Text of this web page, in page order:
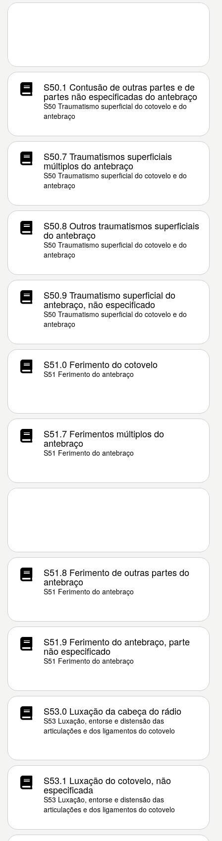
S50.1 Contusão de outras partes e de
partes não especificadas do antebraço
S50 Traumatismo superficial do cotovelo e do
antebraço
S50.7 Traumatismos superficiais
múltiplos do antebraço
S50 Traumatismo superficial do cotovelo e do
antebraço
S50.8 Outros traumatismos superficiais
do antebraço
S50 Traumatismo superficial do cotovelo e do
antebraço
S50.9 Traumatismo superficial do
antebraço, não especificado
S50 Traumatismo superficial do cotovelo e do
antebraço
S51.0 Ferimento do cotovelo
S51 Ferimento do antebraço
S51.7 Ferimentos múltiplos do
antebraço
S51 Ferimento do antebraço
S51.8 Ferimento de outras partes do
antebraço
S51 Ferimento do antebraço
S51.9 Ferimento do antebraço, parte
não especificado
S51 Ferimento do antebraço
S53.0 Luxação da cabeça do rádio
S53 Luxação, entorse e distensão das
articulações e dos ligamentos do cotovelo
S53.1 Luxação do cotovelo, não
especificada
S53 Luxação, entorse e distensão das
articulações e dos ligamentos do cotovelo